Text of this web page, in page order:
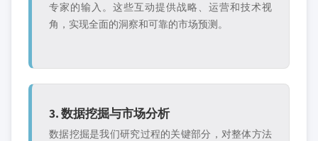
专家的输入。这些互动提供战略、运营和技术视
角，实现全面的洞察和可靠的市场预测。
3. 数据挖掘与市场分析
数据挖掘是我们研究过程的关键部分，对整体方法